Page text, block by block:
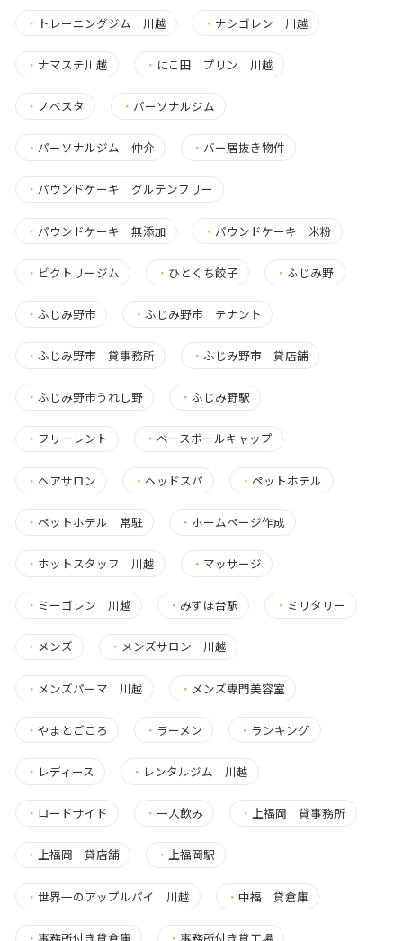
・ トレーニングジム 川越 ・ ナシゴレン 川越
・ ナマステ川越 ・ にこ田 プリン 川越
・ ノベスタ ・ パーソナルジム
・ パーソナルジム 仲介 ・ バー居抜き物件
・ パウンドケーキ グルテンフリー
・ パウンドケーキ 無添加 ・ パウンドケーキ 米粉
・ ビクトリージム ・ ひとくち餃子 ・ふじみ野
・ ふじみ野市 ・ふじみ野市 テナント
・ ふじみ野市 貸事務所 ・ふじみ野市 貸店舗
・ ふじみ野市うれし野 ・ふじみ野駅
・ フリーレント ・ ベースボールキャップ
・ ヘアサロン ・ ヘッドスパ ・ペットホテル
・ ペットホテル 常駐 ・ ホームページ作成
・ ホットスタッフ 川越 ・ マッサージ
・ ミーゴレン 川越 ・ みずほ台駅 ・ ミリタリー
・ メンズ ・ メンズサロン 川越
・ メンズパーマ 川越 ・ メンズ専門美容室
・ やまとごころ ・ ラーメン ・ ランキング
・ レディース ・ レンタルジム 川越
・ ロードサイド ・一人飲み ・上福岡 貸事務所
・ 上福岡 貸店舗 ・上福岡駅
・ 世界一のアップルパイ 川越 ・中福 貸倉庫